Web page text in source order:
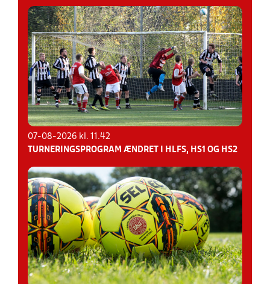
NB: Der skal ikke længere tildeles advarsel til sparkeren,
hvis både keeper og sparker begår samtidige forseelser.
Der dømmes indirekte frispark.
hvis ikke målsparket er taget inden for de 5
sekunder.
Spilleren skal kun advares ved overdreven forsinkelse af
igangsættelsen, efter at dommeren har dømt
hjørnespark til modspillerne.
07-08-2026 kl. 11.42
TURNERINGSPROGRAM ÆNDRET I HLFS, HS1 OG HS2